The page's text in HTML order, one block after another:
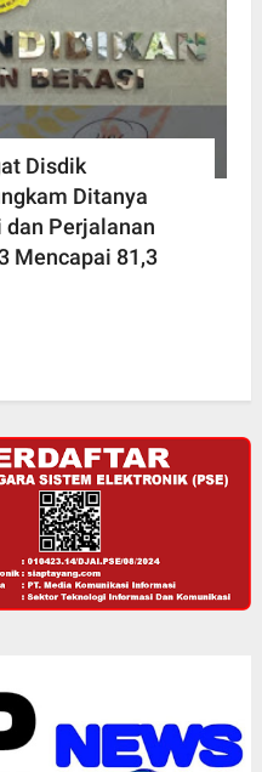
Disdik
Ditanya
dan Perjalanan
Mencapai 81,3